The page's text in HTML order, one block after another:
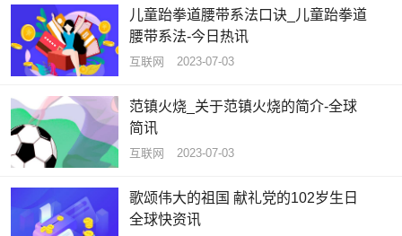
儿童跆拳道腰带系法口诀_儿童跆拳道
腰带系法-今日热讯
互联网 2023-07-03
范镇火烧_关于范镇火烧的简介-全球
简讯
互联网 2023-07-03
歌颂伟大的祖国 献礼党的102岁生日
全球快资讯